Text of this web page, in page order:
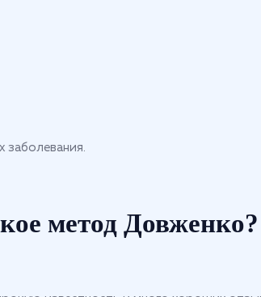
заболевания.
метод Довженко?